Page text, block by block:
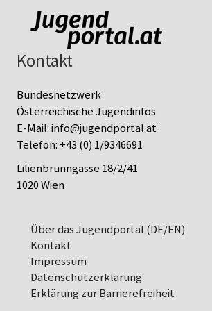
Kontakt
Bundesnetzwerk
Österreichische Jugendinfos
E-Mail:info@jugendportal.at
Telefon:+43 (0) 1/9346691
Lilienbrunngasse 18/2/41
1020 Wien
Über das Jugendportal (DE/EN)
Kontakt
Impressum
Datenschutz­erklärung
Erklärung zur Barrierefreiheit